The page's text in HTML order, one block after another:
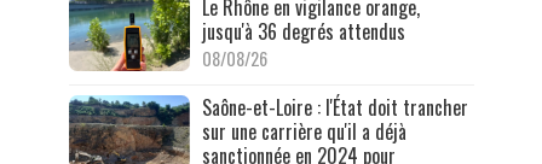
Le Rhône en vigilance orange,
jusqu'à 36 degrés attendus
08/08/26
Saône-et-Loire : l'État doit trancher
sur une carrière qu'il a déjà
sanctionnée en 2024 pour